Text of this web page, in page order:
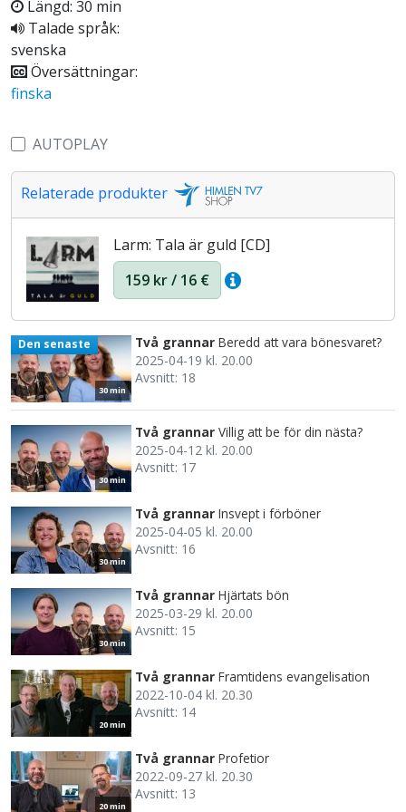
Längd: 30 min
Talade språk:
svenska
Översättningar:
finska
AUTOPLAY
Relaterade produkter
Larm: Tala är guld [CD]
159 kr / 16 €
30 min
Den senaste Två grannar Beredd att vara bönesvaret?
2025-04-19 kl. 20.00
Avsnitt: 18
30 min
Två grannar Villig att be för din nästa?
2025-04-12 kl. 20.00
Avsnitt: 17
30 min
Två grannar Insvept i förböner
2025-04-05 kl. 20.00
Avsnitt: 16
30 min
Två grannar Hjärtats bön
2025-03-29 kl. 20.00
Avsnitt: 15
20 min
Två grannar Framtidens evangelisation
2022-10-04 kl. 20.30
Avsnitt: 14
20 min
Två grannar Profetior
2022-09-27 kl. 20.30
Avsnitt: 13